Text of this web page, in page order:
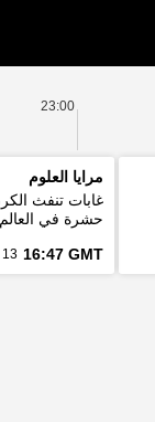
23:00
مرايا العلوم
غابات تنفث
حشرة في
16:47 GMT 13 د